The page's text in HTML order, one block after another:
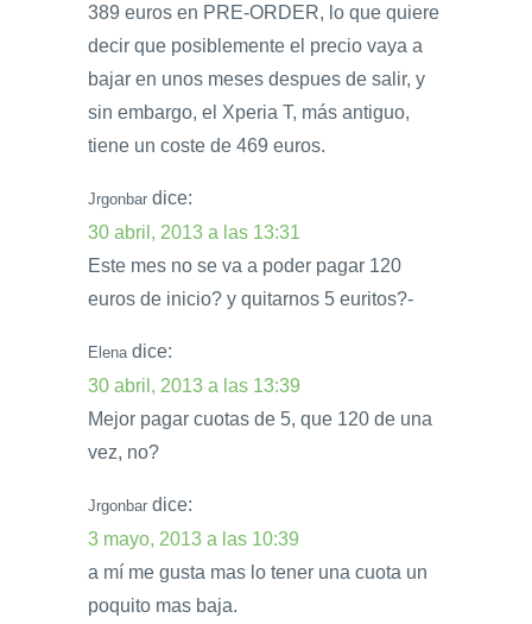
389 euros en PRE-ORDER, lo que quiere
decir que posiblemente el precio vaya a
bajar en unos meses despues de salir, y
sin embargo, el Xperia T, más antiguo,
tiene un coste de 469 euros.
Jrgonbar dice:
30 abril, 2013 a las 13:31
Este mes no se va a poder pagar 120
euros de inicio? y quitarnos 5 euritos?-
Elena dice:
30 abril, 2013 a las 13:39
Mejor pagar cuotas de 5, que 120 de una
vez, no?
Jrgonbar dice:
3 mayo, 2013 a las 10:39
a mí me gusta mas lo tener una cuota un
poquito mas baja.